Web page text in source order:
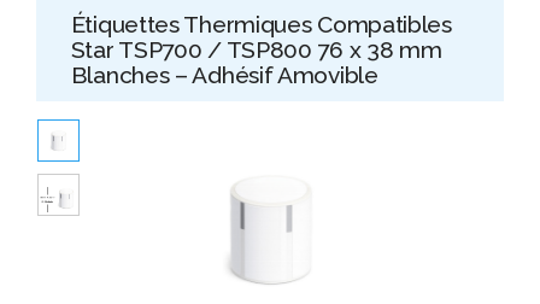
Étiquettes Thermiques Compatibles
Star TSP700 / TSP800 76 x 38 mm
Blanches – Adhésif Amovible